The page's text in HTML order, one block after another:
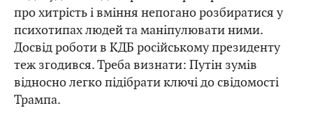
про хитрість і вміння непогано розбиратися у
психотипах людей та маніпулювати ними.
Досвід роботи в КДБ російському президенту
теж згодився. Треба визнати: Путін зумів
відносно легко підібрати ключі до свідомості
Трампа.